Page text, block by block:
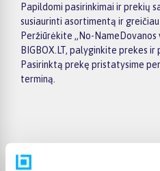
Papildomi pasirinkimai ir prekių
susiaurinti asortimentą ir
Peržiūrėkite „No-NameDovanos
BIGBOX.LT, palyginkite prekes
Pasirinktą prekę pristatysime
terminą.
Pirkėjų